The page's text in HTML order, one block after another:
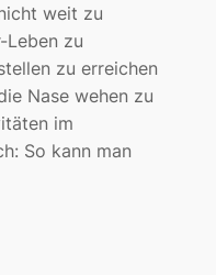
weit zu
Leben zu
zu erreichen
Nase wehen zu
im
So kann man